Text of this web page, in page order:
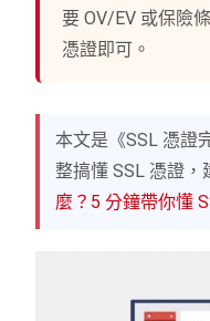
要 OV/EV 或保險
憑證即可。
本文是《SSL 憑證
整搞懂 SSL 憑證
麼？5 分鐘帶你懂